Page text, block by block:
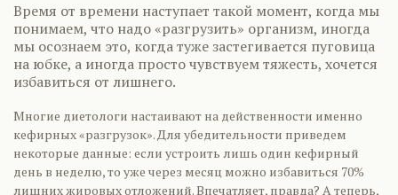
Время от времени наступает такой момент, когда мы
понимаем, что надо «разгрузить» организм, иногда
мы осознаем это, когда туже застегивается пуговица
на юбке, а иногда просто чувствуем тяжесть, хочется
избавиться от лишнего.
Многие диетологи настаивают на действенности именно
кефирных «разгрузок». Для убедительности приведем
некоторые данные: если устроить лишь один кефирный
день в неделю, то уже через месяц можно избавиться 70%
лишних жировых отложений. Впечатляет, правда? А теперь,